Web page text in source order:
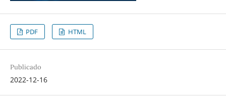
PDF HTML
Publicado
2022-12-16